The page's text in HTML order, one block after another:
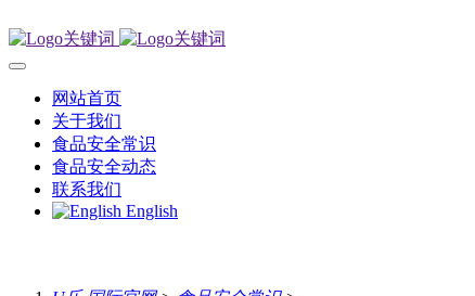
网站首页
关于我们
食品安全常识
食品安全动态
联系我们
English